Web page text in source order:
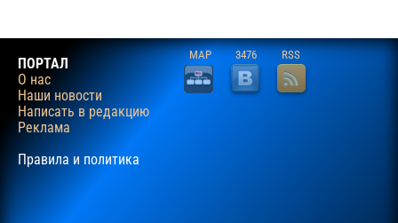
ПОРТАЛ
О нас
Наши новости
Написать в редакцию
Реклама
Правила и политика
MAP 3476 RSS